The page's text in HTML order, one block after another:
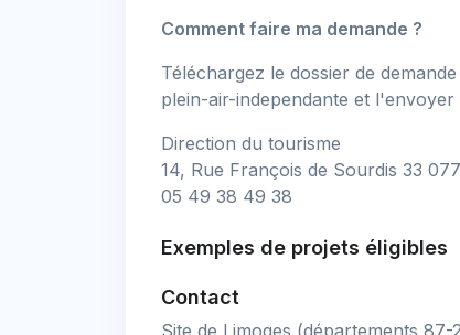
Comment faire ma demande ?
Téléchargez le dossier de
plein-air-independante et
Direction du tourisme
14, Rue François de Sourdis 33
05 49 38 49 38
Exemples de projets éligibles
Contact